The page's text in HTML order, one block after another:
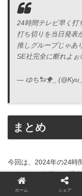
24時間テレビ早く打
打ち切りを当日発表
推しグループじゃあ
SE社完全に断れよぉ
— ゆち🐑🐥⸒⸒
まとめ
今回は、2024年の24時
かどうか、放送する場
をまとめました。
ホーム シェア